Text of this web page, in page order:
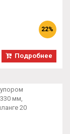
22%
Подробнее